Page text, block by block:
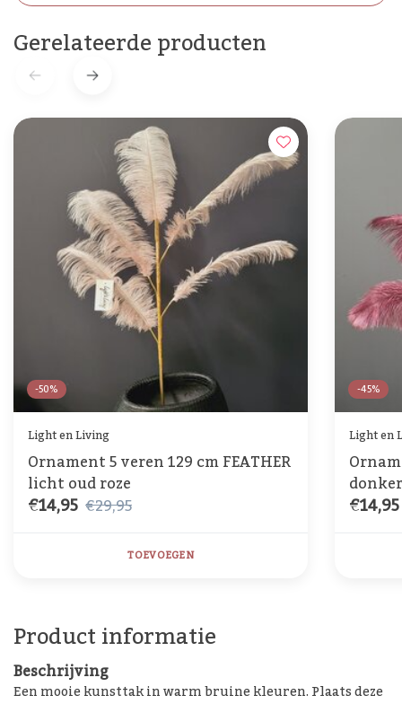
Gerelateerde producten
-50%
Light en Living
Ornament 5 veren 129 cm FEATHER
licht oud roze
€14,95 €29,95
TOEVOEGEN
-45%
Light en
€14,95
Product informatie
Beschrijving
Een mooie kunsttak in warm bruine kleuren. Plaats deze